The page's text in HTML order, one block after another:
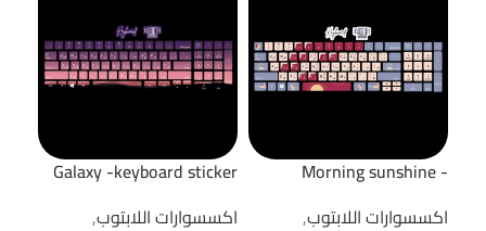
Morning sunshine -
اكسسوارات اللابتوب,
Galaxy -keyboard sticker
اكسسوارات اللابتوب,